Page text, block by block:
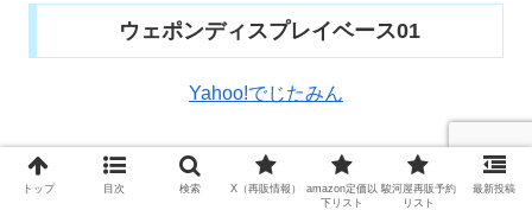
ウェポンディスプレイベース01
Yahoo!でじたみん
アニメイト
トップ 目次 検索 X（再販情報）
amazon定価以
下リスト
駿河屋再販予約
リスト
最新投稿